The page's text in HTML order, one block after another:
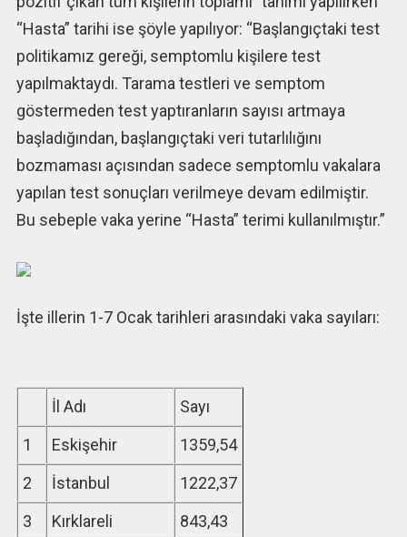
“Hasta” tarihi ise şöyle yapılıyor: “Başlangıçtaki test
politikamız gereği, semptomlu kişilere test
yapılmaktaydı. Tarama testleri ve semptom
göstermeden test yaptıranların sayısı artmaya
başladığından, başlangıçtaki veri tutarlılığını
bozmaması açısından sadece semptomlu vakalara
yapılan test sonuçları verilmeye devam edilmiştir.
Bu sebeple vaka yerine “Hasta” terimi kullanılmıştır.”
İşte illerin 1-7 Ocak tarihleri arasındaki vaka sayıları:
İl Adı
Sayı
1
Eskişehir
1359,54
2
İstanbul
1222,37
3
Kırklareli
843,43